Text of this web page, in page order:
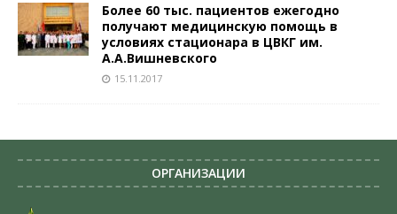
Более 60 тыс. пациентов ежегодно
получают медицинскую помощь в
условиях стационара в ЦВКГ им.
А.А.Вишневского
15.11.2017
ОРГАНИЗАЦИИ